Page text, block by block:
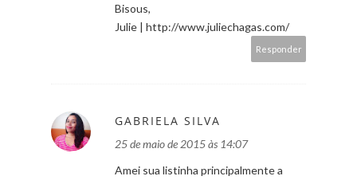
Bisous,
Julie | http://www.juliechagas.com/
Responder
GABRIELA SILVA
25 de maio de 2015 às 14:07
Amei sua listinha principalmente a